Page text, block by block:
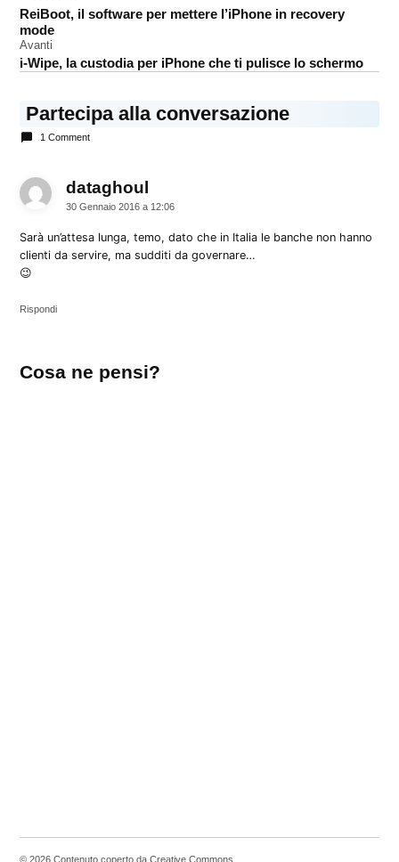
articoli
ReiBoot, il software per mettere l’iPhone in recovery
mode
Avanti
i-Wipe, la custodia per iPhone che ti pulisce lo schermo
Partecipa alla conversazione
1 Comment
dataghoul
30 Gennaio 2016 a 12:06
Sarà un’attesa lunga, temo, dato che in Italia le banche non hanno
clienti da servire, ma sudditi da governare…
😉
Rispondi
un
Cosa ne pensi?
© 2026 Contenuto coperto da Creative Commons